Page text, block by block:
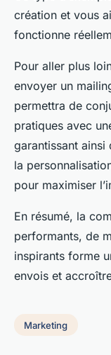
création et vous
fonctionne
Pour aller plus
envoyer un
permettra de
pratiques avec
garantissant ainsi
la
pour maximiser
En résumé, la
performants, de
inspirants forme
envois et
Marketing